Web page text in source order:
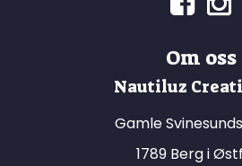
Om oss
Nautiluz
Gamle
1789 Berg i